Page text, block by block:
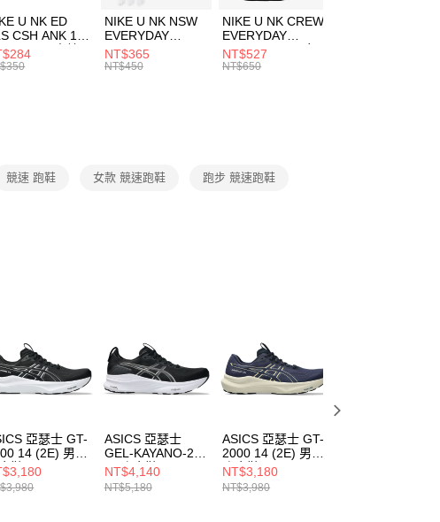
．收到繳費通知簡訊後14天內，點擊此簡訊中的連結，可透過四大超商
／網路銀行／等多元方式進行付款，方視為交易完成。
請注意：結帳手續完成當下不需立刻繳費，但若您需要取消訂單，請聯
買商品的店家。未經商家同意取消之訂單仍視為有效，需透過AFTEE
後付繳納相關費用。
．透過由恩沛科技股份有限公司提供之「AFTEE先享後付」服務完成之
易，需依本服務之必要範圍內提供個人資料，並將交易相關給付款項請
．嚴禁一人註冊多個帳號或使用他人資訊註冊。若發現惡意使用之情
恩沛科技股份有限公司將有權停止該用戶之使用額度並採取法律行
後門市自取
NT$100，滿NT$1,500(含以上)免運費
U NK ED
CSH ANK 1P
DBL 男 中統
NIKE U NK NSW
EVERYDAY
ESSENTIAL CR
男女 短統襪
NT$365
NT$450
NIKE U NK CREW
EVERYDAY
BBALL 3PR 男女
長統襪
NT$527
NT$650
競速 跑鞋 女款 競速跑鞋 跑步 競速跑鞋
亞瑟士 GT-
14 (2E) 男
鞋
ASICS 亞瑟士
GEL-KAYANO-2E
男 跑步鞋
1011C051002
NT$4,140
NT$5,180
ASICS 亞瑟士 GT-
2000 14 (2E) 男
跑步鞋
1011C055403
NT$3,180
NT$3,980